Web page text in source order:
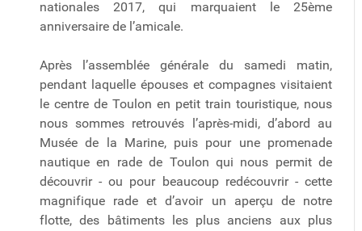
nationales 2017, qui marquaient le 25ème
anniversaire de l’amicale.
Après l’assemblée générale du samedi matin,
pendant laquelle épouses et compagnes visitaient
le centre de Toulon en petit train touristique, nous
nous sommes retrouvés l’après-midi, d’abord au
Musée de la Marine, puis pour une promenade
nautique en rade de Toulon qui nous permit de
découvrir - ou pour beaucoup redécouvrir - cette
magnifique rade et d’avoir un aperçu de notre
flotte, des bâtiments les plus anciens aux plus